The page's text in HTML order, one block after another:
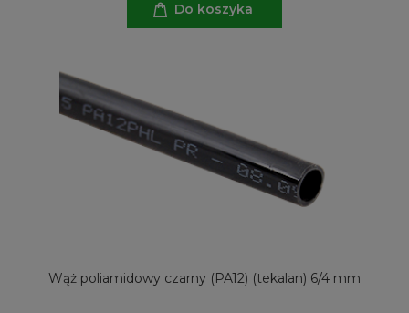
Do koszyka
Wąż poliamidowy czarny (PA12) (tekalan) 6/4 mm